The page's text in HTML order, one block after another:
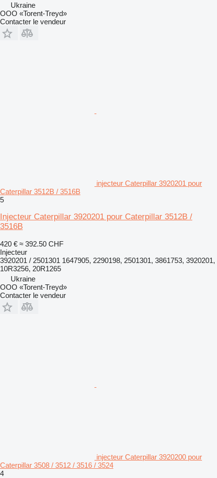
Ukraine
OOO «Torent-Treyd»
Contacter le vendeur
injecteur Caterpillar 3920201 pour
Caterpillar 3512B / 3516B
5
Injecteur Caterpillar 3920201 pour Caterpillar 3512B /
3516B
420 € ≈ 392.50 CHF
Injecteur
3920201 / 2501301 1647905, 2290198, 2501301, 3861753, 3920201,
10R3256, 20R1265
Ukraine
OOO «Torent-Treyd»
Contacter le vendeur
injecteur Caterpillar 3920200 pour
Caterpillar 3508 / 3512 / 3516 / 3524
4